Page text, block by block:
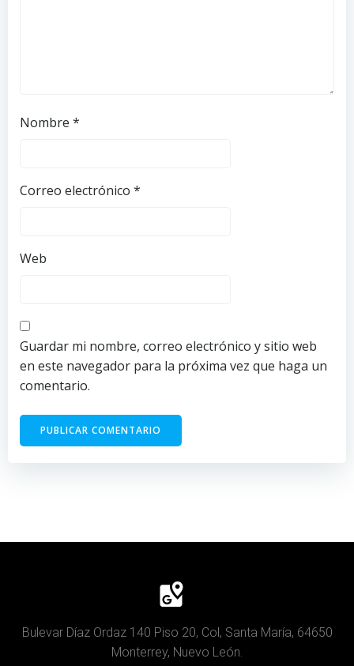
Nombre *
Correo electrónico *
Web
Guardar mi nombre, correo electrónico y sitio web
en este navegador para la próxima vez que haga un
comentario.
Bulevar Díaz Ordaz 140 Piso 20, Col, Santa María, 64650
Monterrey, Nuevo León.